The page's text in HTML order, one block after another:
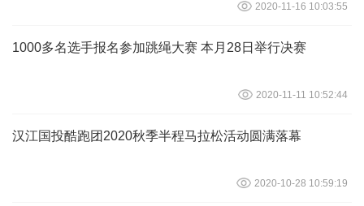
2020-11-16 10:03:55
1000多名选手报名参加跳绳大赛 本月28日举行决赛
2020-11-11 10:52:44
汉江国投酷跑团2020秋季半程马拉松活动圆满落幕
2020-10-28 10:59:19